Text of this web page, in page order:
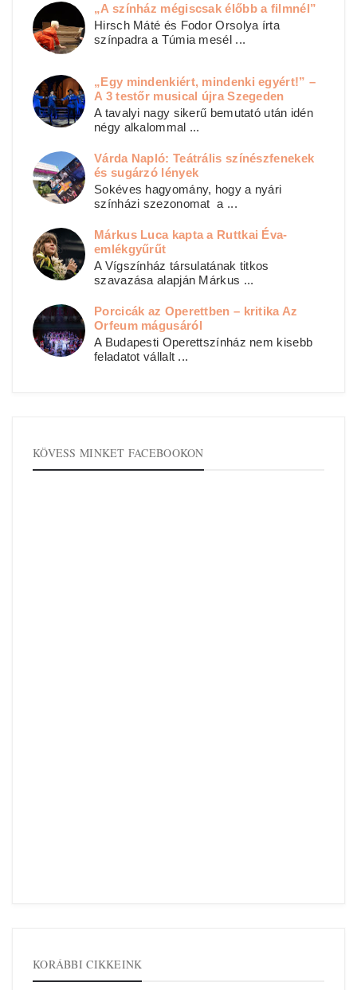
„A színház mégiscsak élőbb a filmnél”
Hirsch Máté és Fodor Orsolya írta
színpadra a Túmia mesél ...
„Egy mindenkiért, mindenki egyért!” –
A 3 testőr musical újra Szegeden
A tavalyi nagy sikerű bemutató után idén
négy alkalommal ...
Várda Napló: Teátrális színészfenekek
és sugárzó lények
Sokéves hagyomány, hogy a nyári
színházi szezonomat a ...
Márkus Luca kapta a Ruttkai Éva-
emlékgyűrűt
A Vígszínház társulatának titkos
szavazása alapján Márkus ...
Porcicák az Operettben – kritika Az
Orfeum mágusáról
A Budapesti Operettszínház nem kisebb
feladatot vállalt ...
KÖVESS MINKET FACEBOOKON
KORÁBBI CIKKEINK